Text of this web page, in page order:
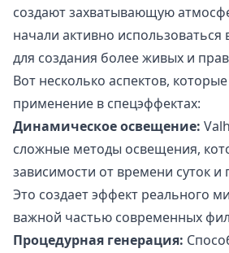
создают захватывающую
начали активно использоваться
для создания более живых и
Вот несколько аспектов,
применение в спецэффектах:
Динамическое освещение:
сложные методы освещения,
зависимости от времени суток и
Это создает эффект реального
важной частью современных
Процедурная генерация: